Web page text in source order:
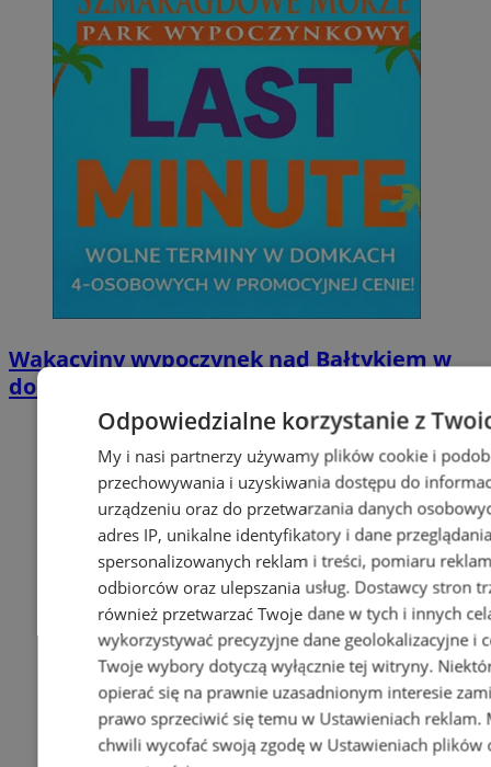
Wakacyjny wypoczynek nad Bałtykiem w
domkach Szmaragdowe Morze
Odpowiedzialne korzystanie z
My i nasi partnerzy używamy plików cookie i
przechowywania i uzyskiwania dostępu do
urządzeniu oraz do przetwarzania danych
adres IP, unikalne identyfikatory i dane
spersonalizowanych reklam i treści, pomiaru
odbiorców oraz ulepszania usług. Dostawcy stron
również przetwarzać Twoje dane w tych i innych
wykorzystywać precyzyjne dane geolokalizacyjne i
Twoje wybory dotyczą wyłącznie tej witryny.
opierać się na prawnie uzasadnionym interesie
prawo sprzeciwić się temu w Ustawieniach reklam.
chwili wycofać swoją zgodę w Ustawieniach plików